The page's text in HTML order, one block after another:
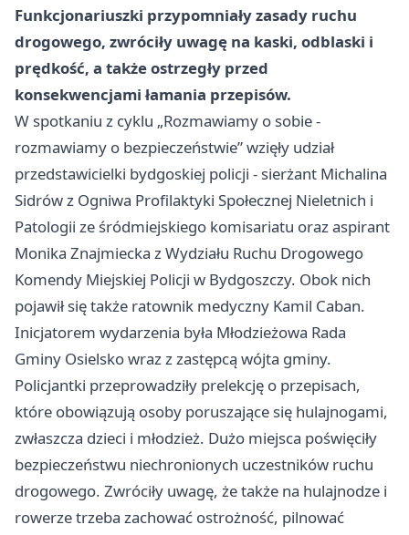
Funkcjonariuszki przypomniały zasady ruchu
drogowego, zwróciły uwagę na kaski, odblaski i
prędkość, a także ostrzegły przed
konsekwencjami łamania przepisów.
W spotkaniu z cyklu „Rozmawiamy o sobie -
rozmawiamy o bezpieczeństwie” wzięły udział
przedstawicielki bydgoskiej policji - sierżant Michalina
Sidrów z Ogniwa Profilaktyki Społecznej Nieletnich i
Patologii ze śródmiejskiego komisariatu oraz aspirant
Monika Znajmiecka z Wydziału Ruchu Drogowego
Komendy Miejskiej Policji w Bydgoszczy. Obok nich
pojawił się także ratownik medyczny Kamil Caban.
Inicjatorem wydarzenia była Młodzieżowa Rada
Gminy Osielsko wraz z zastępcą wójta gminy.
Policjantki przeprowadziły prelekcję o przepisach,
które obowiązują osoby poruszające się hulajnogami,
zwłaszcza dzieci i młodzież. Dużo miejsca poświęciły
bezpieczeństwu niechronionych uczestników ruchu
drogowego. Zwróciły uwagę, że także na hulajnodze i
rowerze trzeba zachować ostrożność, pilnować